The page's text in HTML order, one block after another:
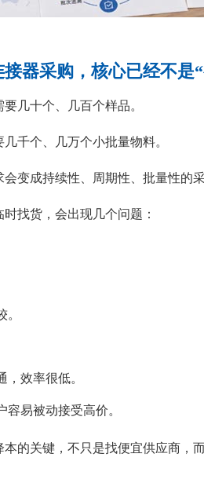
器采购，核心已经不是
几十个、几百个样品。
千个、几万个小批量物料。
变成持续性、周期性、批量性的
找货，会出现几个问题：
效率很低。
易被动接受高价。
本的关键，不只是找便宜供应商，